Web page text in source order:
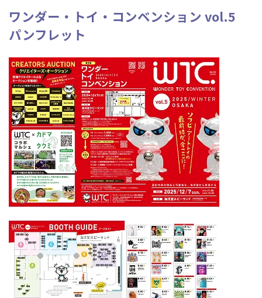
ワンダー・トイ・コンベンション vol.5
パンフレット